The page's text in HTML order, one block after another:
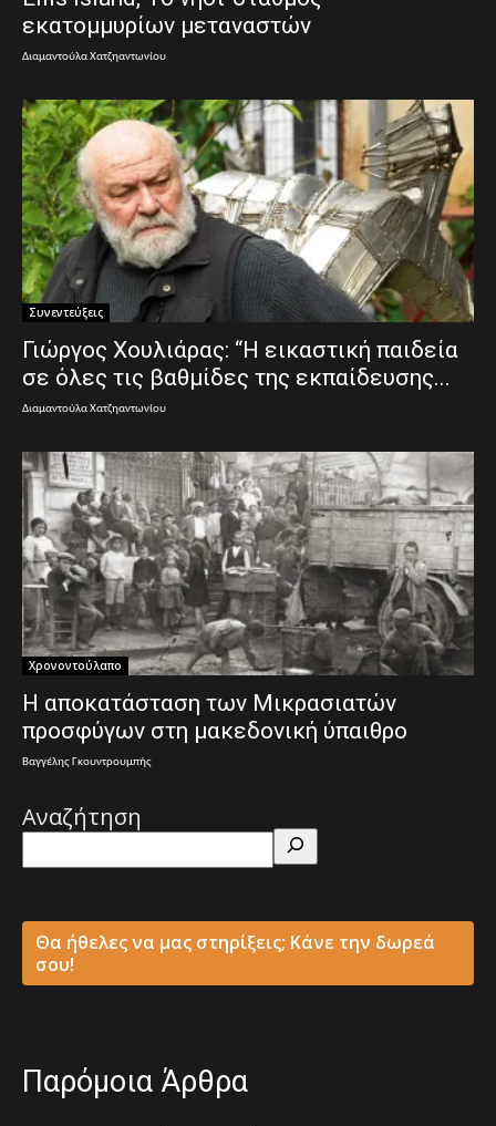
εκατομμυρίων μεταναστών
Διαμαντούλα Χατζηαντωνίου
Συνεντεύξεις
Γιώργος Χουλιάρας: “Η εικαστική παιδεία
σε όλες τις βαθμίδες της εκπαίδευσης...
Διαμαντούλα Χατζηαντωνίου
Χρονοντούλαπο
Η αποκατάσταση των Μικρασιατών
προσφύγων στη μακεδονική ύπαιθρο
Βαγγέλης Γκουντρουμπής
Αναζήτηση
Θα ήθελες να μας στηρίξεις; Κάνε την δωρεά
σου!
Παρόμοια Άρθρα